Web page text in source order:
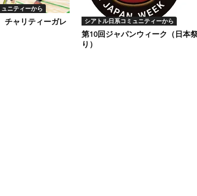
ニティーから
チャリティーガレ
シアトル日系コミュニティーから
第10回ジャパンウィーク（日本
り）